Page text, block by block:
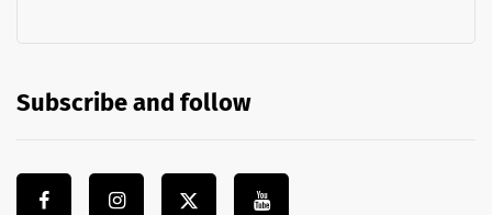
Subscribe and follow